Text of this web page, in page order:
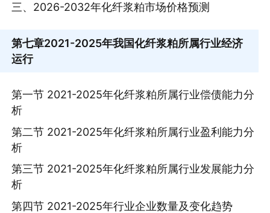
三、2026-2032年化纤浆粕市场价格预测
第七章2021-2025年我国化纤浆粕所属行业经济
运行
第一节 2021-2025年化纤浆粕所属行业偿债能力分
析
第二节 2021-2025年化纤浆粕所属行业盈利能力分
析
第三节 2021-2025年化纤浆粕所属行业发展能力分
析
第四节 2021-2025年行业企业数量及变化趋势